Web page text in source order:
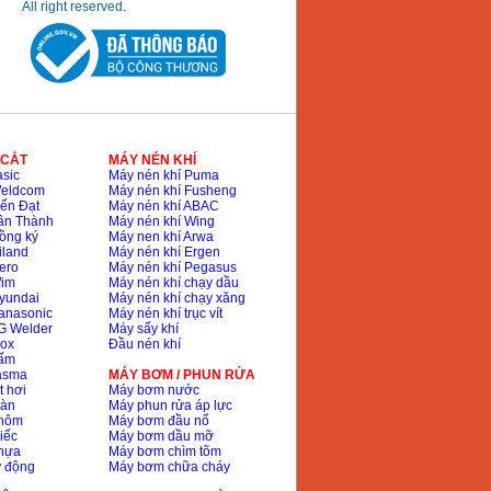
All right reserved.
Đạt
Thành
ký
Welder
hơi
động
MÁY NÉN KHÍ
Máy nén khí Puma
Máy nén khí Fusheng
Máy nén khí ABAC
Máy nén khí Wing
Máy nen khí Arwa
Máy nén khí Ergen
Máy nén khí Pegasus
Máy nén khí chạy dầu
Máy nén khí chạy xăng
Máy nén khí trục vít
Máy sấy khí
Đầu nén khí
MÁY BƠM / PHUN RỬA
Máy bơm nước
Máy phun rửa áp lực
Máy bơm đầu nổ
Máy bơm dầu mỡ
Máy bơm chìm tõm
Máy bơm chữa cháy